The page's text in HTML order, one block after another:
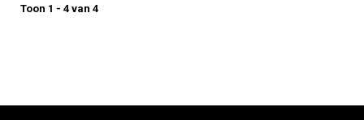
Toon 1 - 4 van 4